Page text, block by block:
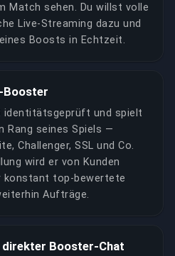
Match sehen. Du willst volle
Live-Streaming dazu und
Boosts in Echtzeit.
Booster
identitätsgeprüft und spielt
Rang seines Spiels —
Challenger, SSL und Co.
wird er von Kunden
konstant top-bewertete
Aufträge.
Booster-Chat